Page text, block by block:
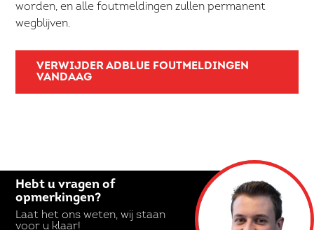
worden, en alle foutmeldingen zullen permanent
wegblijven.
VERWIJDER ADBLUE FOUTMELDINGEN
VANDAAG
Hebt u vragen of
opmerkingen?
Laat het ons weten, wij staan
voor u klaar!